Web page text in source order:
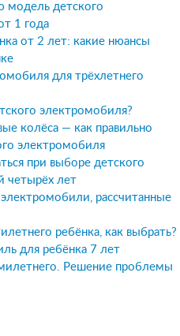
модель детского
1 года
от 2 лет: какие нюансы
для трёхлетнего
электромобиля?
колёса — как правильно
электромобиля
при выборе детского
четырёх лет
рассчитанные
ребёнка, как выбрать?
для ребёнка 7 лет
Решение проблемы